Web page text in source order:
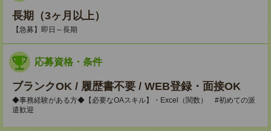
長期（3ヶ月以上）
【急募】即日～長期
応募資格・条件
ブランクOK / 履歴書不要 / WEB登録・面接OK
◆事務経験がある方◆【必要なOAスキル】・Excel（関数） #初めての派
遣歓迎